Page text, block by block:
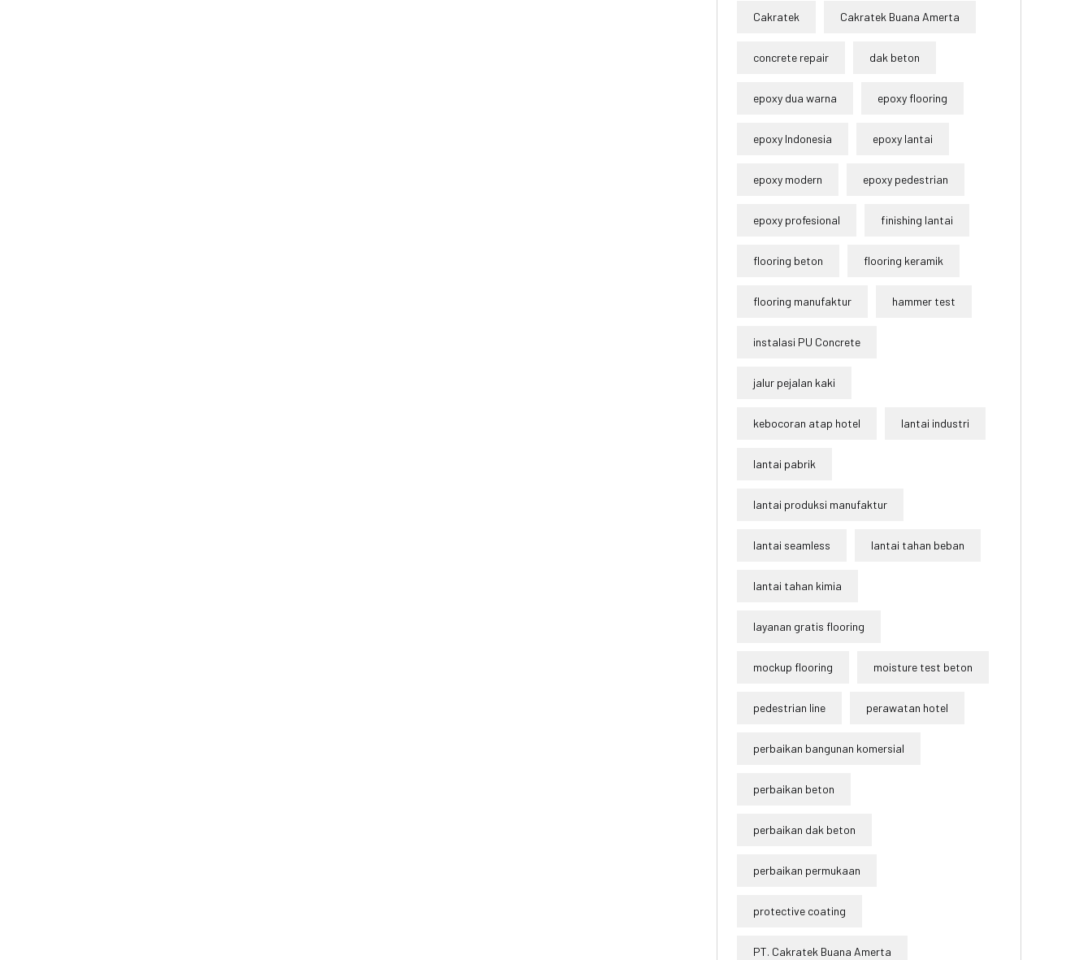
Cakratek Cakratek Buana Amerta
concrete repair dak beton
epoxy dua warna epoxy flooring
epoxy Indonesia epoxy lantai
epoxy modern epoxy pedestrian
epoxy profesional finishing lantai
flooring beton flooring keramik
flooring manufaktur hammer test
instalasi PU Concrete
jalur pejalan kaki
kebocoran atap hotel lantai industri
lantai pabrik
lantai produksi manufaktur
lantai seamless lantai tahan beban
lantai tahan kimia
layanan gratis flooring
mockup flooring moisture test beton
pedestrian line perawatan hotel
perbaikan bangunan komersial
perbaikan beton
perbaikan dak beton
perbaikan permukaan
protective coating
PT. Cakratek Buana Amerta